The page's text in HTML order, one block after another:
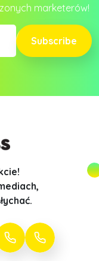
marketerów!
Subscribe